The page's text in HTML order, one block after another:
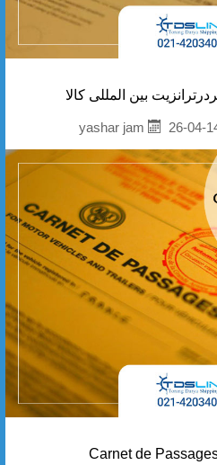
بین المللی کالا
26-04-